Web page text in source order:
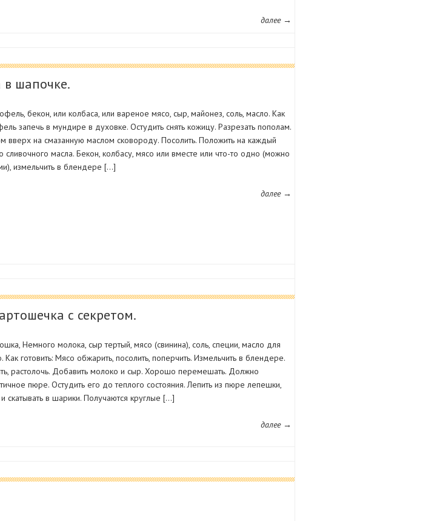
далее →
шапочке.
бекон, или колбаса, или вареное мясо, сыр, майонез, соль, масло. Как
запечь в мундире в духовке. Остудить снять кожицу. Разрезать пополам.
вверх на смазанную маслом сковороду. Посолить. Положить на каждый
сливочного масла. Бекон, колбасу, мясо или вместе или что-то одно (можно
измельчить в блендере […]
далее →
с секретом.
Немного молока, сыр тертый, мясо (свинина), соль, специи, масло для
готовить: Мясо обжарить, посолить, поперчить. Измельчить в блендере.
растолочь. Добавить молоко и сыр. Хорошо перемешать. Должно
пюре. Остудить его до теплого состояния. Лепить из пюре лепешки,
скатывать в шарики. Получаются круглые […]
далее →